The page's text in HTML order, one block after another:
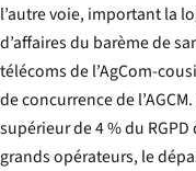
l’autre voie, important la
d’affaires du barème de
télécoms de l’AgCom-
de concurrence de
supérieur de 4 % du
grands opérateurs, le